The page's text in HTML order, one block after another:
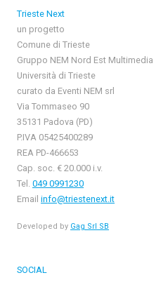
Trieste Next
un progetto
Comune di Trieste
Gruppo NEM Nord Est Multimedia
Università di Trieste
curato da Eventi NEM srl
Via Tommaseo 90
35131 Padova (PD)
P.IVA 05425400289
REA PD-466653
Cap. soc. € 20.000 i.v.
Tel. 049 0991230
Email info@triestenext.it
Developed by Gag Srl SB
SOCIAL